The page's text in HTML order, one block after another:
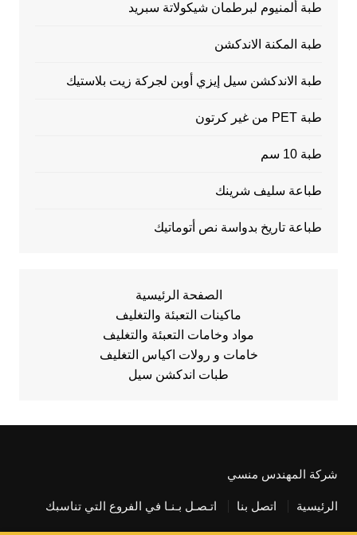
طبة ألمنيوم لبرطمان شيكولاتة سبريد
طبة المكنة الاندكشن
طبة الاندكشن سيل إيزي أوبن لجركة زيت بلاستيك
طبة PET من غير كرتون
طبة 10 سم
طباعة سليف شرينك
طباعة تاريخ بدواسة نص أتوماتيك
الصفحة الرئيسية
ماكينات التعبئة والتغليف
مواد وخامات التعبئة والتغليف
خامات و رولات اكياس التغليف
طبات اندكشن سيل
شركة المهندس منسي
الرئيسية اتصل بنا اتـصـل بـنـا في الفروع التي تناسبك